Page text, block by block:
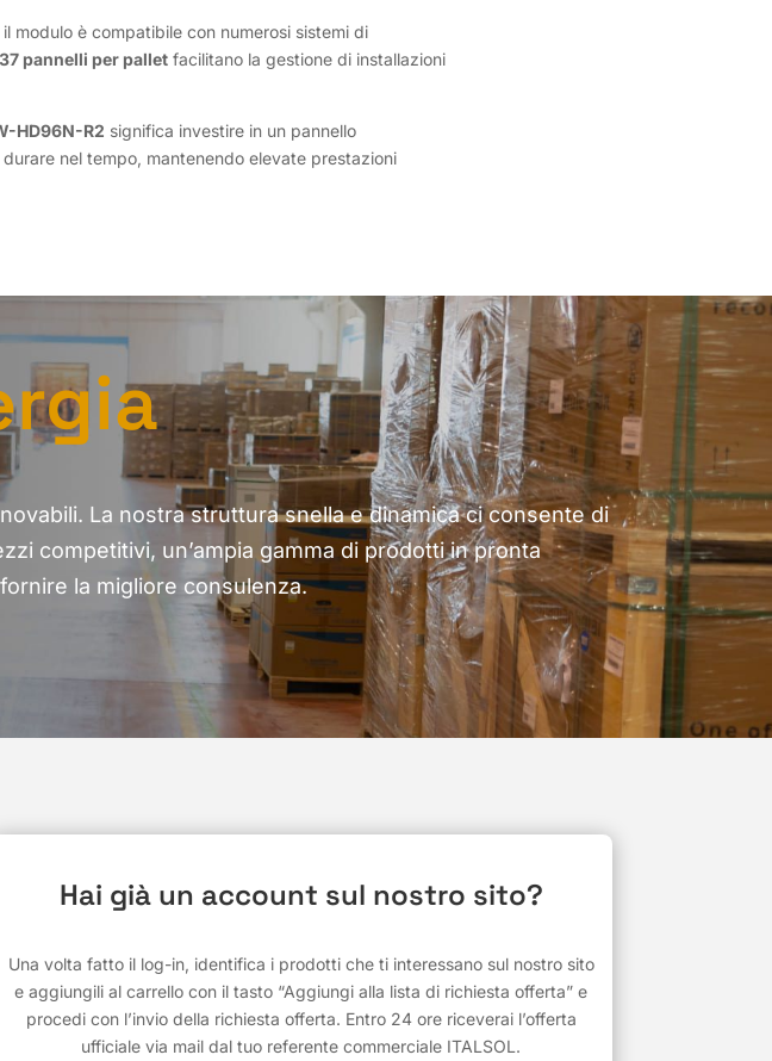
il modulo è compatibile con numerosi sistemi di
37 pannelli per palletfacilitano la gestione di installazioni
HD96N-R2 significa investire in un pannello
nel tempo, mantenendo elevate prestazioni
La nostra struttura snella e dinamica ci consente di
competitivi, un’ampia gamma di prodotti in pronta
la migliore consulenza.
Hai già un account sul nostro sito?
Una volta fatto il log-in, identifica i prodotti che ti interessano sul nostro sito
e aggiungili al carrello con il tasto “Aggiungi alla lista di richiesta offerta” e
procedi con l’invio della richiesta offerta. Entro 24 ore riceverai l’offerta
ufficiale via mail dal tuo referente commerciale ITALSOL.